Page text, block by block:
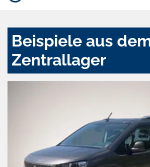
Beispiele aus
Zentrallager